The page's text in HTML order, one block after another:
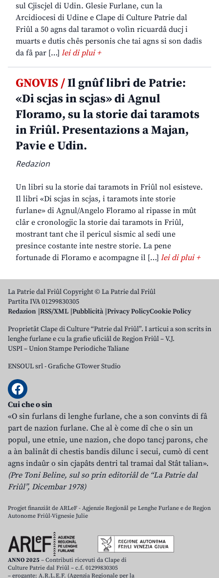
sul Cjiscjel di Udin. Glesie Furlane, cun la
Arcidiocesi di Udine e Clape di Culture Patrie dal
Friûl a 50 agns dal taramot o volìn ricuardâ ducj i
muarts e dutis chês personis che tai agns si son dadis
da fâ par […] lei di plui +
GNOVIS /Il gnûf libri de Patrie:
«Di scjas in scjas» di Agnul
Floramo, su la storie dai taramots
in Friûl. Presentazions a Majan,
Pavie e Udin.
Redazion
Un libri su la storie dai taramots in Friûl nol esisteve.
Il libri «Di scjas in scjas, i taramots inte storie
furlane» di Agnul/Angelo Floramo al ripasse in mût
clâr e cronologjic la storie dai taramots in Friûl,
mostrant tant che il pericul sismic al sedi une
presince costante inte nestre storie. La pene
fortunade di Floramo e acompagne il […] lei di plui +
La Patrie dal Friûl Copyright © La Patrie dal Friûl
Partita IVA 01299830305
Redazion RSS/XML Pubblicità Privacy PolicyCookie Policy
Proprietât Clape di Culture “Patrie dal Friûl”. I articui a son scrits in
lenghe furlane e cu la grafie uficiâl de Regjon Friûl – V.J.
USPI – Union Stampe Periodiche Taliane
ENSOUL srl-Grafiche GTower Studio
Cui che o sin
«O sin furlans di lenghe furlane, che a son convints di fâ
part de nazion furlane. Che al è come dî che o sin un
popul, une etnie, une nazion, che dopo tancj parons, che
a àn balinât di chestis bandis dilunc i secui, cumò di cent
agns indaûr o sin cjapâts dentri tal tramai dal Stât talian».
(Pre Toni Beline, sul so prin editoriâl de “La Patrie dal
Friûl”, Dicembar 1978)
Progjet finanziât de ARLeF - Agjenzie Regjonâl pe Lenghe Furlane e de Regjon
Autonome Friûl-Vignesie Julie
ANNO 2025 – Contributi ricevuti da Clape di
Culture Patrie dal Friûl – c.f. 01299830305
– erogante: A.R.L.E.F. (Agenzia Regionale per la